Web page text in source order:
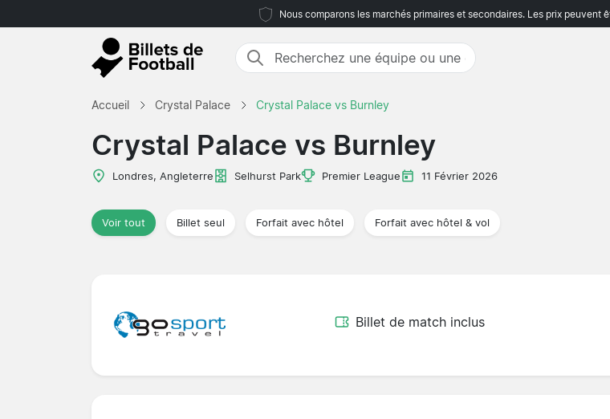
Nous comparons les marchés primaires et secondaires. Les prix peuvent
Accueil Crystal Palace Crystal Palace vs Burnley
Crystal Palace vs Burnley
Londres, Angleterre Selhurst Park Premier League 11 Février 2026
Voir tout Billet seul Forfait avec hôtel Forfait avec hôtel & vol
Billet de match inclus